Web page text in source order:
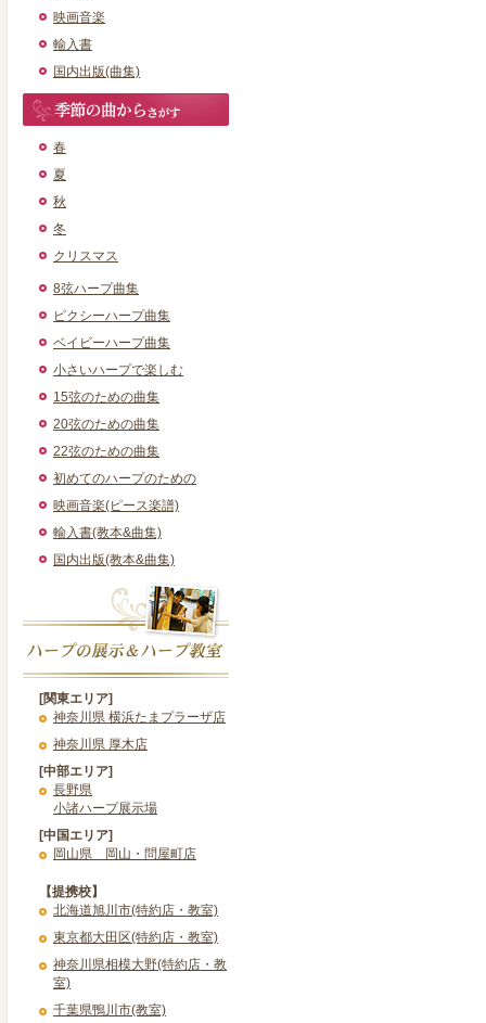
映画音楽
輸入書
国内出版(曲集)
春
夏
秋
冬
クリスマス
8弦ハープ曲集
ピクシーハープ曲集
ベイビーハープ曲集
小さいハープで楽しむ
15弦のための曲集
20弦のための曲集
22弦のための曲集
初めてのハープのための
映画音楽(ピース楽譜)
輸入書(教本&曲集)
国内出版(教本&曲集)
[関東エリア]
神奈川県 横浜たまプラーザ店
神奈川県 厚木店
[中部エリア]
長野県
小諸ハープ展示場
[中国エリア]
岡山県 岡山・問屋町店
【提携校】
北海道旭川市(特約店・教室)
東京都大田区(特約店・教室)
神奈川県相模大野(特約店・教
室)
千葉県鴨川市(教室)